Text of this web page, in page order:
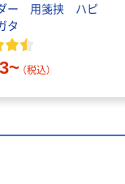
ー 用箋挟 ハピ
タ
（税込）